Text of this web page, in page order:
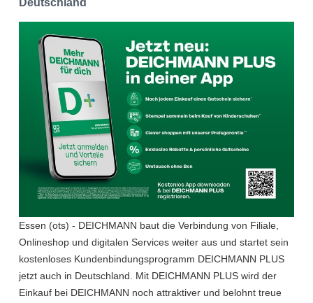
Essen (ots) - DEICHMANN baut die Verbindung von Filiale,
Onlineshop und digitalen Services weiter aus und startet sein
kostenloses Kundenbindungsprogramm DEICHMANN PLUS
jetzt auch in Deutschland. Mit DEICHMANN PLUS wird der
Einkauf bei DEICHMANN noch attraktiver und belohnt treue